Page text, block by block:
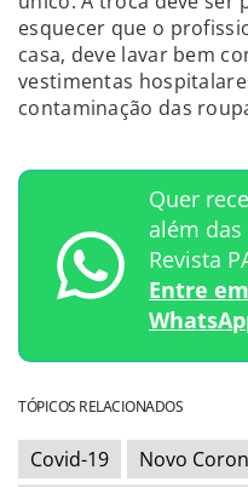
esquecer que o
casa, deve lavar bem
vestimentas
contaminação das
Quer
além
Revista
Entre
TÓPICOS RELACIONADOS
Covid-19 Novo